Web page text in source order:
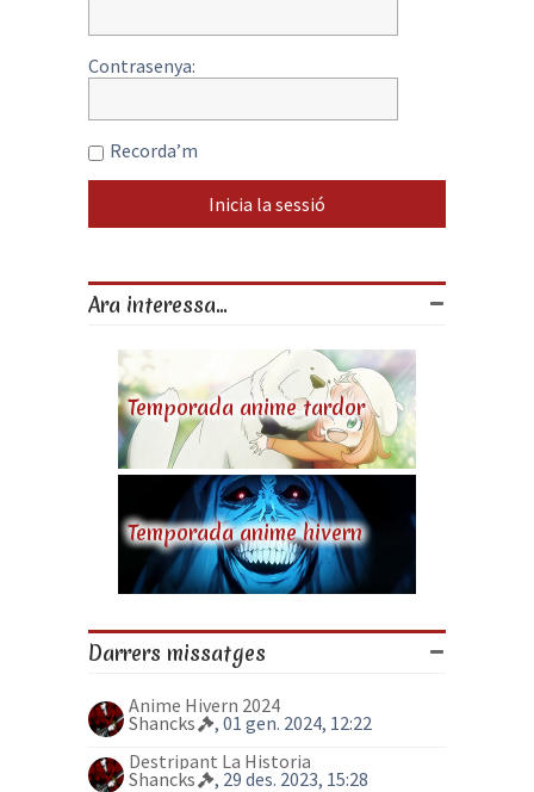
Contrasenya:
Recorda’m
Ara interessa...
Temporada anime tardor
Temporada anime hivern
Darrers missatges
Anime Hivern 2024
Shancks
, 01 gen. 2024, 12:22
Destripant La Historia
Shancks
, 29 des. 2023, 15:28